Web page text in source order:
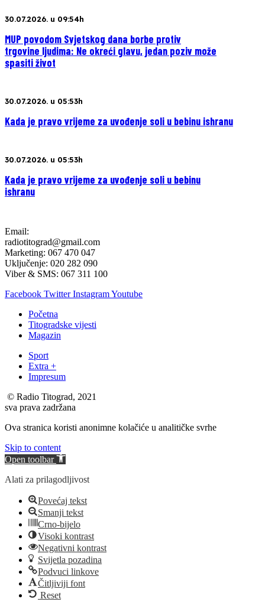
30.07.2026. u 09:54h
MUP povodom Svjetskog dana borbe protiv
trgovine ljudima: Ne okreći glavu, jedan poziv može
spasiti život
30.07.2026. u 05:53h
Kada je pravo vrijeme za uvođenje soli u bebinu ishranu
30.07.2026. u 05:53h
Kada je pravo vrijeme za uvođenje soli u bebinu
ishranu
Email:
radiotitograd@gmail.com
Marketing: 067 470 047
Uključenje: 020 282 090
Viber & SMS: 067 311 100
Facebook Twitter InstagramYoutube
Početna
Titogradske vijesti
Magazin
Sport
Extra +
Impresum
© Radio Titograd, 2021
sva prava zadržana
Ova stranica koristi anonimne kolačiće u analitičke svrhe
Skip to content
Open toolbar
Alati za prilagodljivost
Povećaj tekst
Smanji tekst
Crno-bijelo
Visoki kontrast
Negativni kontrast
Svijetla pozadina
Podvuci linkove
Čitljiviji font
Reset